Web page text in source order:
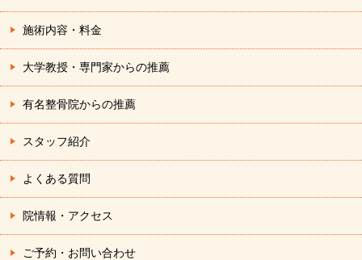
施術内容・料金
大学教授・専門家からの推薦
有名整骨院からの推薦
スタッフ紹介
よくある質問
院情報・アクセス
ご予約・お問い合わせ